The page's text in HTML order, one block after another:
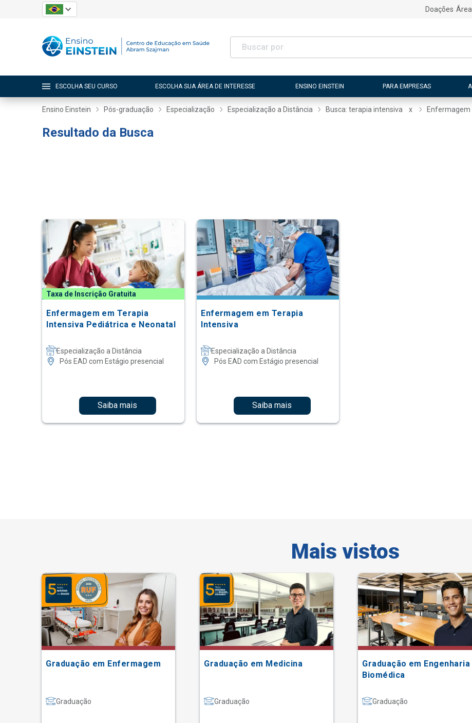
Doações
ESCOLHA SEU CURSO ESCOLHA SUA ÁREA DE INTERESSE ENSINO EINSTEIN PARA EMPRESAS
Ensino Einstein Pós-graduação Especialização Especialização a Distância Busca: terapia intensiva x Enfermagem
Resultado da Busca
Taxa de Inscrição Gratuita
Enfermagem em Terapia
Intensiva Pediátrica e Neonatal
Especialização a Distância
Pós EAD com Estágio presencial
Saiba mais
Enfermagem em Terapia
Intensiva
Especialização a Distância
Pós EAD com Estágio presencial
Saiba mais
Mais vistos
Graduação em Enfermagem
Graduação
Graduação em Medicina
Graduação
Graduação em Engenharia
Biomédica
Graduação